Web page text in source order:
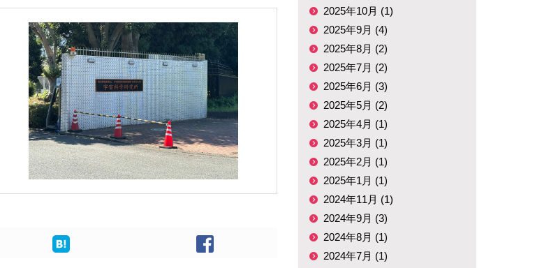
2025年10月 (1)
2025年9月 (4)
2025年8月 (2)
2025年7月 (2)
2025年6月 (3)
2025年5月 (2)
2025年4月 (1)
2025年3月 (1)
2025年2月 (1)
2025年1月 (1)
2024年11月 (1)
2024年9月 (3)
2024年8月 (1)
2024年7月 (1)